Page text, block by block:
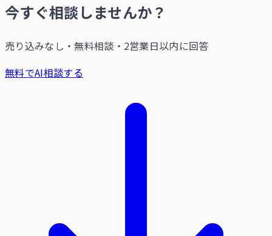
今すぐ相談しませんか？
売り込みなし・無料相談・2営業日以内に回答
無料でAI相談する